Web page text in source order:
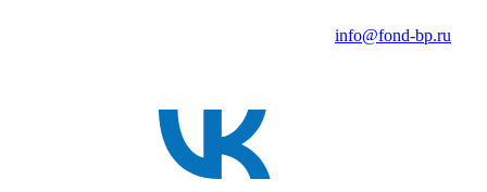
info@fond-bp.ru